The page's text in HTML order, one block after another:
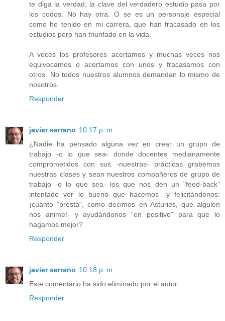
te diga la verdad, la clave del verdadero estudio pasa por
los codos. No hay otra. O se es un personaje especial
como he tenido en mi carrera, que han fracasado en los
estudios pero han triunfado en la vida.
A veces los profesores acertamos y muchas veces nos
equivocamos o acertamos con unos y fracasamos con
otros. No todos nuestros alumnos demandan lo mismo de
nosotros.
Responder
javier serrano 10:17 p. m.
¿Nadie ha pensado alguna vez en crear un grupo de
trabajo -o lo que sea- donde docentes medianamente
comprometidos con sus -nuestras- prácticas grabemos
nuestras clases y sean nuestros compañeros de grupo de
trabajo -o lo que sea- los que nos den un "feed-back"
intentado ver lo bueno que hacemos -y felicitándonos:
¡cuánto "presta", como decimos en Asturies, que alguien
nos anime!- y ayudándonos "en positivo" para que lo
hagamos mejor?
Responder
javier serrano 10:18 p. m.
Este comentario ha sido eliminado por el autor.
Responder